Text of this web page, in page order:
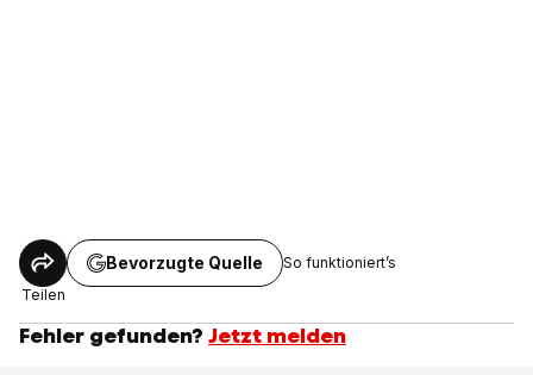
Teilen
Bevorzugte Quelle So funktioniert’s
Fehler gefunden? Jetzt melden